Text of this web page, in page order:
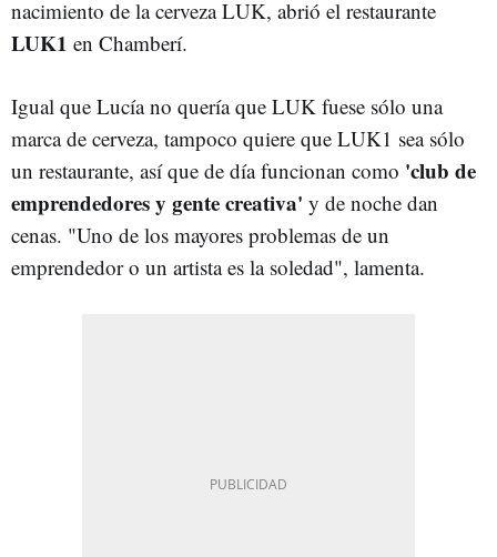
nacimiento de la cerveza LUK, abrió el restaurante
LUK1 en Chamberí.
Igual que Lucía no quería que LUK fuese sólo una
marca de cerveza, tampoco quiere que LUK1 sea sólo
un restaurante, así que de día funcionan como 'club de
emprendedores y gente creativa' y de noche dan
cenas. "Uno de los mayores problemas de un
emprendedor o un artista es la soledad", lamenta.